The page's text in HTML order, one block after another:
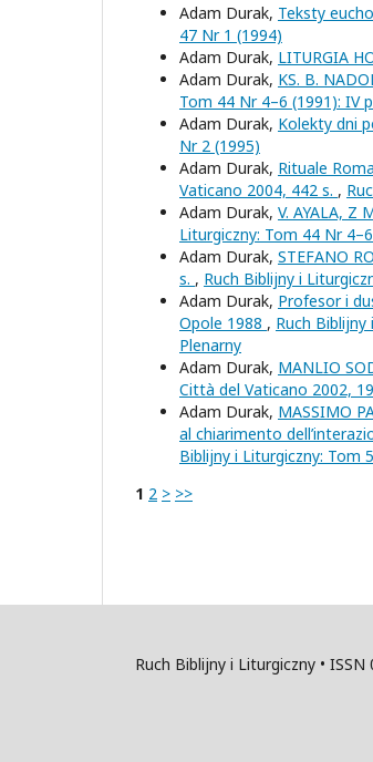
Adam Durak, Teksty
47 Nr 1 (1994)
Adam Durak, LITURGIA
Adam Durak, KS. B.
Tom 44 Nr 4–6 (1991): IV
Adam Durak, Kolekty dni
Nr 2 (1995)
Adam Durak, Rituale
Vaticano 2004, 442 s. ,
Adam Durak, V. AYALA, Z
Liturgiczny: Tom 44 Nr
Adam Durak, STEFANO
s. , Ruch Biblijny i
Adam Durak, Profesor i
Opole 1988 , Ruch
Plenarny
Adam Durak, MANLIO
Città del Vaticano 2002,
Adam Durak, MASSIMO
al chiarimento
Biblijny i Liturgiczny: Tom
1 2 > >>
Ruch Biblijny i Liturgiczny •